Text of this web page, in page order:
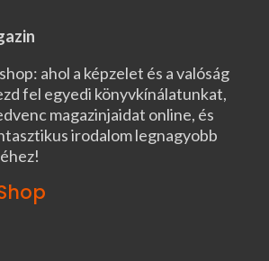
ahol a képzelet és a valóság
fel egyedi könyvkínálatunkat,
magazinjaidat online, és
irodalom legnagyobb